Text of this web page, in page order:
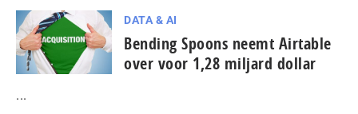
DATA & AI
Bending Spoons neemt Airtable
over voor 1,28 miljard dollar
...